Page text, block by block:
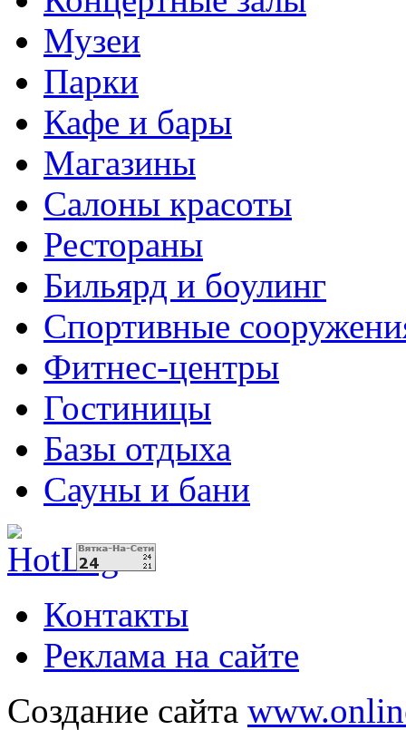
Музеи
Парки
Кафе и бары
Магазины
Салоны красоты
Рестораны
Бильярд и боулинг
Спортивные
Фитнес-центры
Гостиницы
Базы отдыха
Сауны и бани
Контакты
Реклама на сайте
Создание сайта